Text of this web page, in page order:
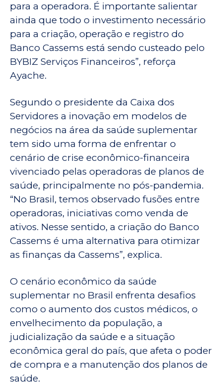
para a operadora. É importante salientar
ainda que todo o investimento necessário
para a criação, operação e registro do
Banco Cassems está sendo custeado pelo
BYBIZ Serviços Financeiros”, reforça
Ayache.
Segundo o presidente da Caixa dos
Servidores a inovação em modelos de
negócios na área da saúde suplementar
tem sido uma forma de enfrentar o
cenário de crise econômico-financeira
vivenciado pelas operadoras de planos de
saúde, principalmente no pós-pandemia.
“No Brasil, temos observado fusões entre
operadoras, iniciativas como venda de
ativos. Nesse sentido, a criação do Banco
Cassems é uma alternativa para otimizar
as finanças da Cassems”, explica.
O cenário econômico da saúde
suplementar no Brasil enfrenta desafios
como o aumento dos custos médicos, o
envelhecimento da população, a
judicialização da saúde e a situação
econômica geral do país, que afeta o poder
de compra e a manutenção dos planos de
saúde.